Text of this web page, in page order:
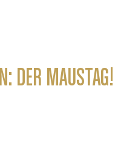
DER MAUSTAG!